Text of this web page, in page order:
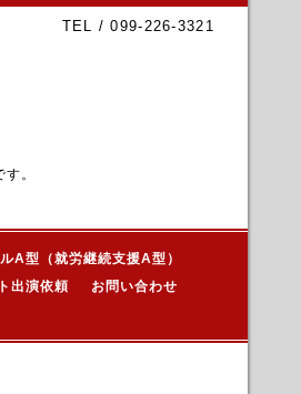
TEL / 099-226-3321
。
A型（就労継続支援A型）
出演依頼
お問い合わせ